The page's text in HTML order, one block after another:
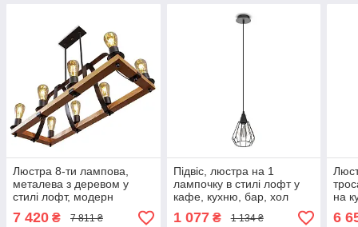
Люстра 8-ти лампова,
металева з деревом у
стилі лофт, модерн
7 420 ₴ 7 811 ₴
Підвіс, люстра на 1
лампочку в стилі лофт у
кафе, кухню, бар, хол
1 077₴ 1 134 ₴
на
6